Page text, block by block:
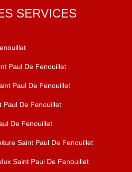
SERVICES
Paul De Fenouillet
Paul De Fenouillet
Paul De Fenouillet
De Fenouillet
Saint Paul De Fenouillet
Saint Paul De Fenouillet